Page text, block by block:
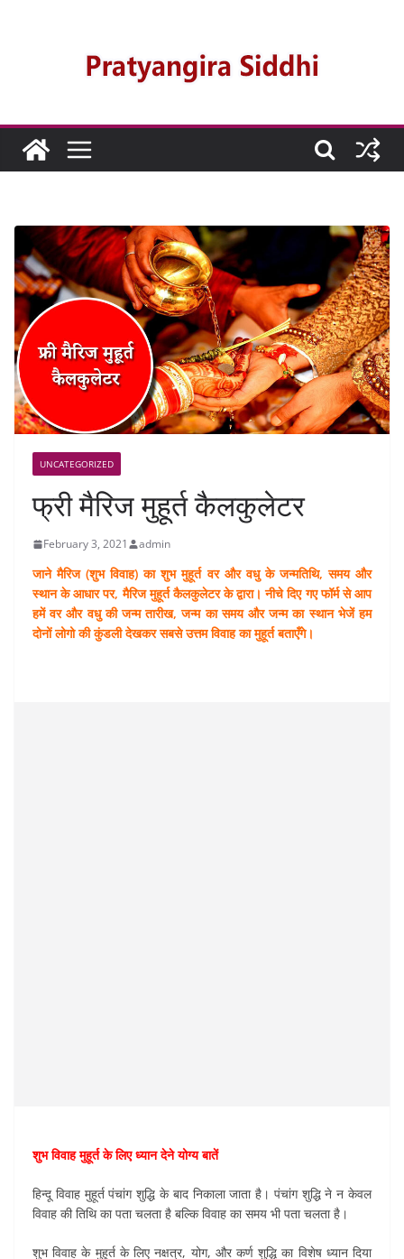
UNCATEGORIZED
फ्री मैरिज मुहूर्त कैलकुलेटर
February 3, 2021 admin
जाने मैरिज (शुभ विवाह) का शुभ मुहूर्त वर और वधु के जन्मतिथि, समय और
स्थान के आधार पर, मैरिज मुहूर्त कैलकुलेटर के द्वारा। नीचे दिए गए फॉर्म से आप
हमें वर और वधु की जन्म तारीख, जन्म का समय और जन्म का स्थान भेजें हम
दोनों लोगो की कुंडली देखकर सबसे उत्तम विवाह का मुहूर्त बताएँगे।
शुभ विवाह मुहूर्त के लिए ध्यान देने योग्य बातें
हिन्दू विवाह मुहूर्त पंचांग शुद्धि के बाद निकाला जाता है। पंचांग शुद्धि ने न केवल
विवाह की तिथि का पता चलता है बल्कि विवाह का समय भी पता चलता है।
शुभ विवाह के मुहूर्त के लिए नक्षत्र, योग, और कर्ण शुद्धि का विशेष ध्यान दिया